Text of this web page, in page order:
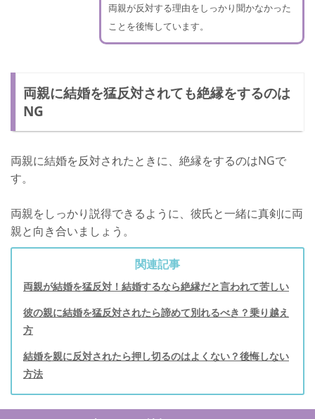
両親が反対する理由をしっかり聞かなかった
ことを後悔しています。
両親に結婚を猛反対されても絶縁をするのは
NG
両親に結婚を反対されたときに、絶縁をするのはNGで
す。
両親をしっかり説得できるように、彼氏と一緒に真剣に両
親と向き合いましょう。
関連記事
両親が結婚を猛反対！結婚するなら絶縁だと言われて苦しい
彼の親に結婚を猛反対されたら諦めて別れるべき？乗り越え
方
結婚を親に反対されたら押し切るのはよくない？後悔しない
方法